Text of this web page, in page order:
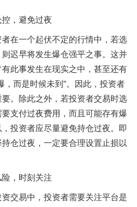
，避免过夜
在一个起伏不定的行情中，若选
迟早将发生爆仓强平之事。这并
此事发生在现实之中，甚至还有
，而是时候未到”。因此，投资者
。除此之外，若投资者交易时选
支付过夜费用，而且可能存有爆
投资者应尽量避免持仓过夜。即
仓过夜，一定要合理设置止损以
，时刻关注
交易中，投资者需要关注平台是